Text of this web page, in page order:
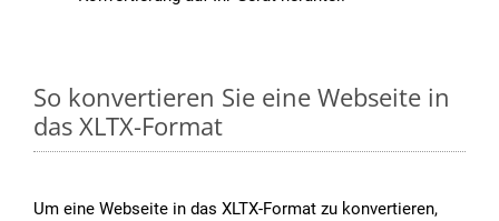
So konvertieren Sie eine Webseite in
das XLTX-Format
Um eine Webseite in das XLTX-Format zu konvertieren,